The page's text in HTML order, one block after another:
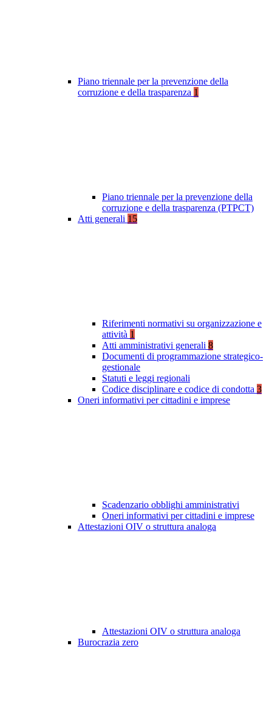
Piano triennale per la prevenzione della
corruzione e della trasparenza 1
Piano triennale per la prevenzione della
corruzione e della trasparenza (PTPCT)
Atti generali 15
Riferimenti normativi su organizzazione e
attività 1
Atti amministrativi generali 8
Documenti di programmazione strategico-
gestionale
Statuti e leggi regionali
Codice disciplinare e codice di condotta 3
Oneri informativi per cittadini e imprese
Scadenzario obblighi amministrativi
Oneri informativi per cittadini e imprese
Attestazioni OIV o struttura analoga
Attestazioni OIV o struttura analoga
Burocrazia zero